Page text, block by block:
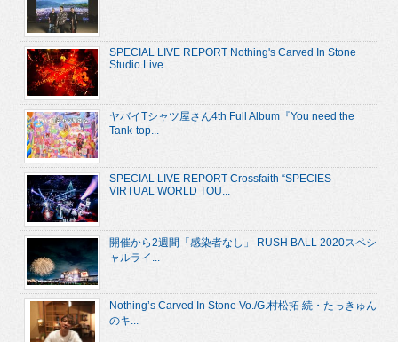
SPECIAL LIVE REPORT Nothing's Carved In Stone
Studio Live...
ヤバイTシャツ屋さん4th Full Album『You need the
Tank-top...
SPECIAL LIVE REPORT Crossfaith “SPECIES
VIRTUAL WORLD TOU...
開催から2週間「感染者なし」 RUSH BALL 2020スペシ
ャルライ...
Nothing’s Carved In Stone Vo./G.村松拓 続・たっきゅん
のキ...